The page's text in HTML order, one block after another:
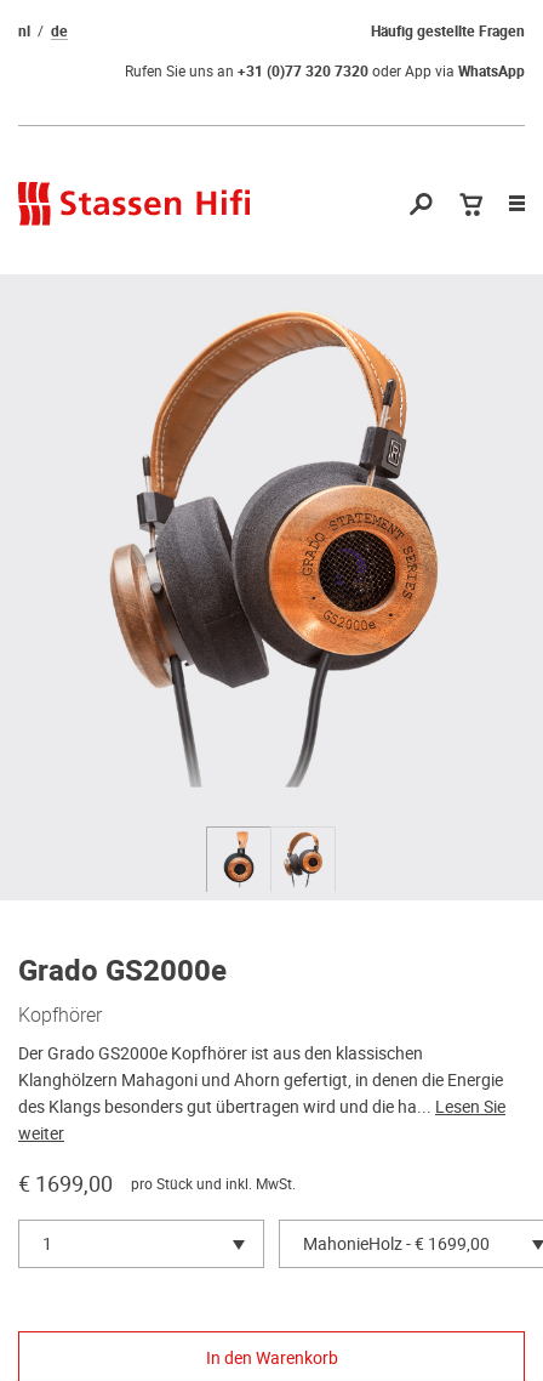
Häufig gestellte Fragen
nl de
Rufen Sie uns an +31 (0)77 320 7320oder App via WhatsApp
Grado GS2000e
Kopfhörer
Der Grado GS2000e Kopfhörer ist aus den klassischen
Klanghölzern Mahagoni und Ahorn gefertigt, in denen die Energie
des Klangs besonders gut übertragen wird und die ha... Lesen Sie
weiter
€ 1699,00 pro Stück und inkl. MwSt.
1 MahonieHolz - € 1699,00